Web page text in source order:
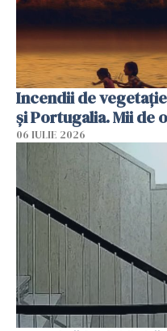
Incendii de
și Portugalia. Mii de
06 IULIE 2026